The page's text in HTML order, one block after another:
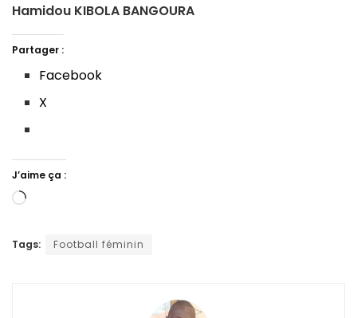
Hamidou KIBOLA BANGOURA
Partager :
Facebook
X
J’aime ça :
Chargement…
Tags: Football féminin